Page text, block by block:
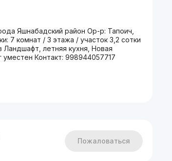
Яшнабадский район Ор-р: Тапоич,
7 комнат / 3 этажа / участок 3,2 сотки
летняя кухня, Новая
Контакт: 998944057717
Пожаловаться